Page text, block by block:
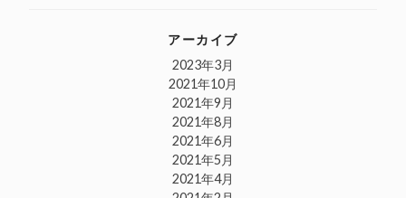
アーカイブ
2023年3月
2021年10月
2021年9月
2021年8月
2021年6月
2021年5月
2021年4月